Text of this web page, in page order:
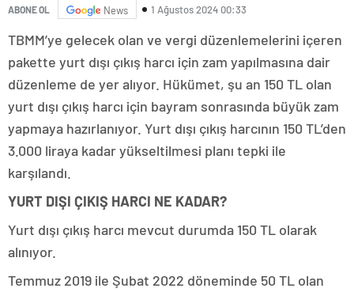
ABONE OL News 1 Ağustos 2024 00:33
TBMM’ye gelecek olan ve vergi düzenlemelerini içeren
pakette yurt dışı çıkış harcı için zam yapılmasına dair
düzenleme de yer alıyor. Hükümet, şu an 150 TL olan
yurt dışı çıkış harcı için bayram sonrasında büyük zam
yapmaya hazırlanıyor. Yurt dışı çıkış harcının 150 TL’den
3.000 liraya kadar yükseltilmesi planı tepki ile
karşılandı.
YURT DIŞI ÇIKIŞ HARCI NE KADAR?
Yurt dışı çıkış harcı mevcut durumda 150 TL olarak
alınıyor.
Temmuz 2019 ile Şubat 2022 döneminde 50 TL olan